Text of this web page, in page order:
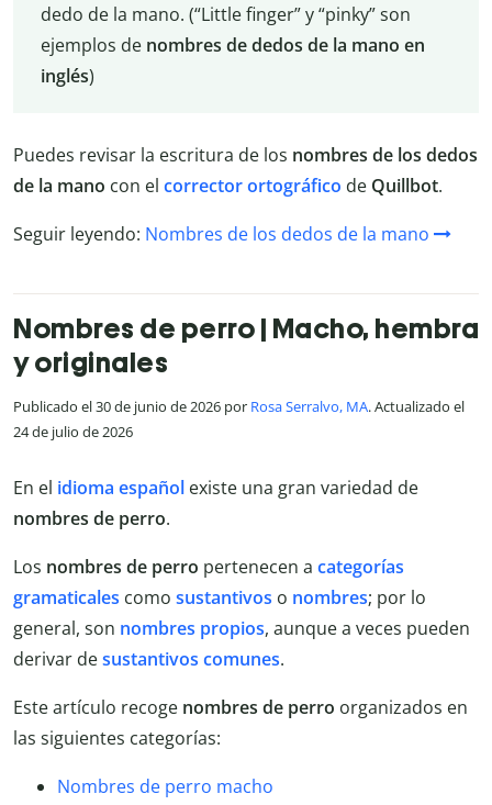
dedo de la mano. (“Little finger” y “pinky” son
ejemplos de nombres de dedos de la mano en
inglés)
Puedes revisar la escritura de los nombres de los dedos
de la mano con el corrector ortográfico de Quillbot.
Seguir leyendo: Nombres de los dedos de la mano
Nombres de perro | Macho, hembra
y originales
Publicado el 30 de junio de 2026 por Rosa Serralvo, MA. Actualizado el
24 de julio de 2026
En el idioma español existe una gran variedad de
nombres de perro.
Los nombres de perro pertenecen a categorías
gramaticales como sustantivos o nombres; por lo
general, son nombres propios, aunque a veces pueden
derivar desustantivos comunes.
Este artículo recoge nombres de perro organizados en
las siguientes categorías:
Nombres de perro macho